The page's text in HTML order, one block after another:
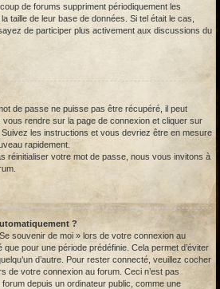
de forums suppriment périodiquement les
taille de leur base de données. Si tel était le cas,
de participer plus activement aux discussions du
de passe ne puisse pas être récupéré, il peut
vous rendre sur la page de connexion et cliquer sur
Suivez les instructions et vous devriez être en mesure
rapidement.
réinitialiser votre mot de passe, nous vous invitons à
?
souvenir de moi » lors de votre connexion au
pour une période prédéfinie. Cela permet d’éviter
d’autre. Pour rester connecté, veuillez cocher
de votre connexion au forum. Ceci n’est pas
depuis un ordinateur public, comme une